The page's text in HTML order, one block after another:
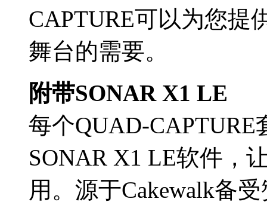
CAPTURE可以为您提
舞台的需要。
附带SONAR X1 LE
每个QUAD-CAPTURE
SONAR X1 LE软件，
用。源于Cakewalk备